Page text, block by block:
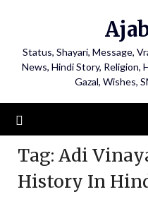
Status, Shayari, Message,
News, Hindi Story, Religion,
Gazal, Wishes,
Tag: Adi
History In